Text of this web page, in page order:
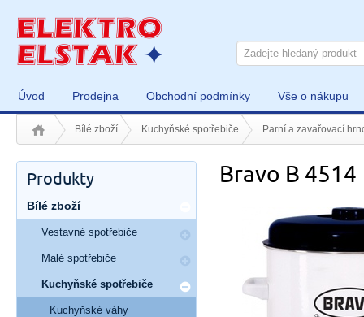
Úvod Prodejna Obchodní podmínky Vše o nákupu
Bílé zboží Kuchyňské spotřebiče Parní a zavařovací
Bravo B 4514
Produkty
Bílé zboží
Vestavné spotřebiče
Malé spotřebiče
Kuchyňské spotřebiče
Kuchyňské váhy